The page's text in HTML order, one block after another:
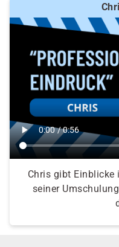
Chris gibt Einblicke
seiner